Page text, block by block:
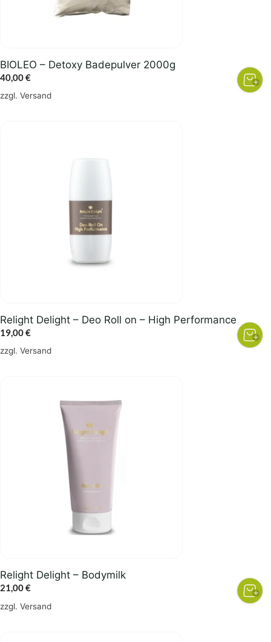
BIOLEO – Detoxy Badepulver 2000g
40,00€
zzgl. Versand
Relight Delight – Deo Roll on – High Performance
19,00€
zzgl. Versand
Relight Delight – Bodymilk
21,00€
zzgl. Versand